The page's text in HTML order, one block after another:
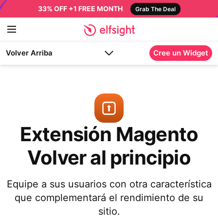
33% OFF +1 FREE MONTH Grab The Deal
Volver Arriba Cree un Widget
Extensión Magento
Volver al principio
Equipe a sus usuarios con otra característica
que complementará el rendimiento de su
sitio.